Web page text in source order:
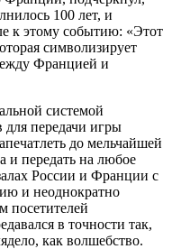
100 лет, и
к этому событию: «Этот
символизирует
Францией и
системой
для передачи игры
до мельчайшей
и передать на любое
России и Франции с
и неоднократно
посетителей
в точности так,
как волшебство.